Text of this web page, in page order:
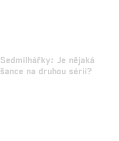
Sedmilhářky: Je nějaká
šance na druhou sérii?